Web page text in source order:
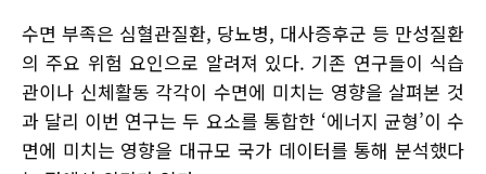
수면 부족은 심혈관질환, 당뇨병, 대사증후군 등 만성질환
의 주요 위험 요인으로 알려져 있다. 기존 연구들이 식습
관이나 신체활동 각각이 수면에 미치는 영향을 살펴본 것
과 달리 이번 연구는 두 요소를 통합한 ‘에너지 균형’이 수
면에 미치는 영향을 대규모 국가 데이터를 통해 분석했다